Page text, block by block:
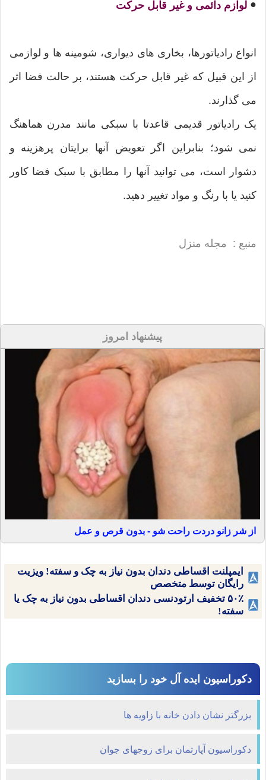
● لوازم دائمی و غیر قابل حرکت
انواع رادیاتورها، بخاری های دیواری، شومینه ها و لوازمی
از این قبیل که غیر قابل حرکت هستند، بر حالت فضا اثر
می گذارند.
یک رادیاتور قدیمی قاعدتا با سبکی مانند مدرن هماهنگ
نمی شود؛ بنابراین اگر تعویض آنها برایتان پرهزینه و
دشوار است، می توانید آنها را مطابق با سبک فضا کاور
کنید یا با رنگ و مواد تغییر دهید.
منبع : مجله منزل
پیشنهاد امروز
از شر زانو دردت راحت شو - بدون قرص و عمل
ایمپلنت اقساطی دندان بدون نیاز به چک و سفته! ویزیت
رایگان توسط متخصص
۵۰٪ تخفیف ارتودنسی دندان اقساطی بدون نیاز به چک یا
سفته!
دکوراسیون ایده آل خود را بسازید
بزرگتر نشان دادن خانه با زاویه ها
دکوراسیون آپارتمان برای زوجهای جوان